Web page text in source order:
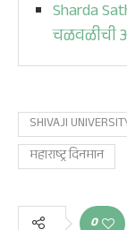
Sharda
चळवळीची
SHIVAJI
महाराष्ट्र दिनमान
0